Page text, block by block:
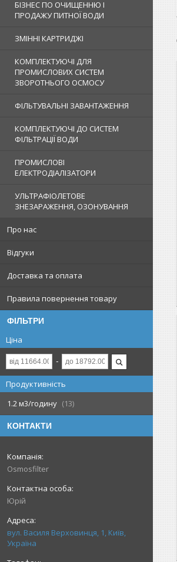
БІЗНЕС ПО ОЧИЩЕННЮ І
ПРОДАЖУ ПИТНОЇ ВОДИ
ЗМІННІ КАРТРИДЖІ
КОМПЛЕКТУЮЧІ ДЛЯ
ПРОМИСЛОВИХ СИСТЕМ
ЗВОРОТНЬОГО ОСМОСУ
ФІЛЬТУВАЛЬНІ ЗАВАНТАЖЕННЯ
КОМПЛЕКТУЮЧІ ДО СИСТЕМ
ФІЛЬТРАЦІЇ ВОДИ
ПРОМИСЛОВІ
ЕЛЕКТРОДІАЛІЗАТОРИ
УЛЬТРАФІОЛЕТОВЕ
ЗНЕЗАРАЖЕННЯ, ОЗОНУВАННЯ
Про нас
Відгуки
Доставка та оплата
Правила повернення товару
ФІЛЬТРИ
Ціна
Продуктивність
1.2 м3/годину
13
КОНТАКТИ
Osmosfilter
Юрій
вул. Василя Верховинця, 1, Київ,
Україна